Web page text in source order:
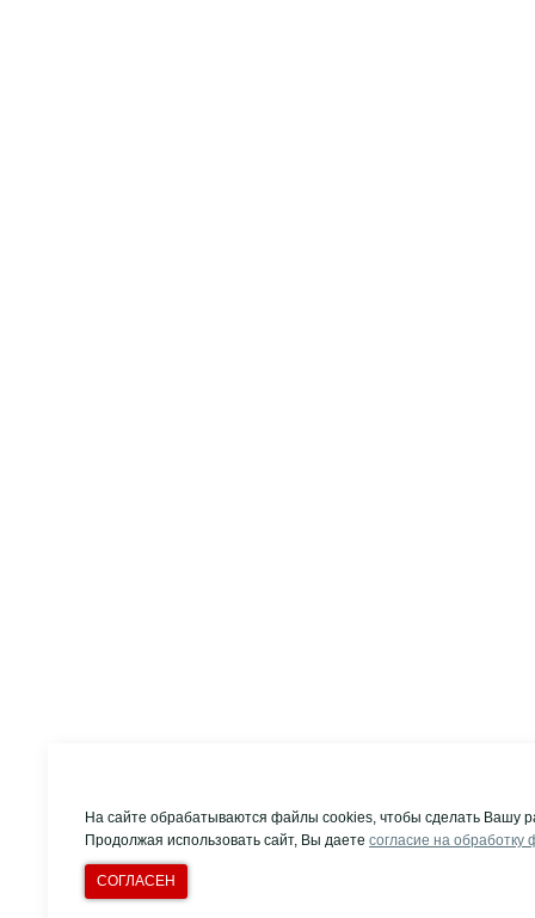
На сайте обрабатываются файлы cookies, чтобы сделать Вашу
Продолжая использовать сайт, Вы даете согласие на обработку
СОГЛАСЕН